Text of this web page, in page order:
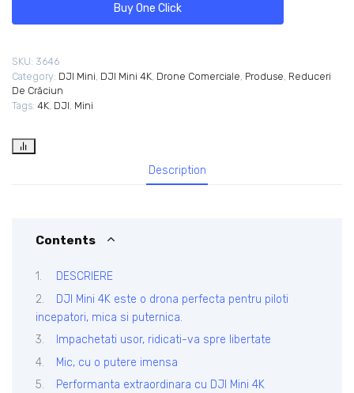
Buy One Click
SKU: 3646
Category: DJI Mini, DJI Mini 4K, Drone Comerciale, Produse, ‎Reduceri
De Crăciun
Tags: 4K, DJI, Mini
Description
Contents
DESCRIERE
DJI Mini 4K este o drona perfecta pentru piloti
incepatori, mica si puternica.
Impachetati usor, ridicati-va spre libertate
Mic, cu o putere imensa
Performanta extraordinara cu DJI Mini 4K